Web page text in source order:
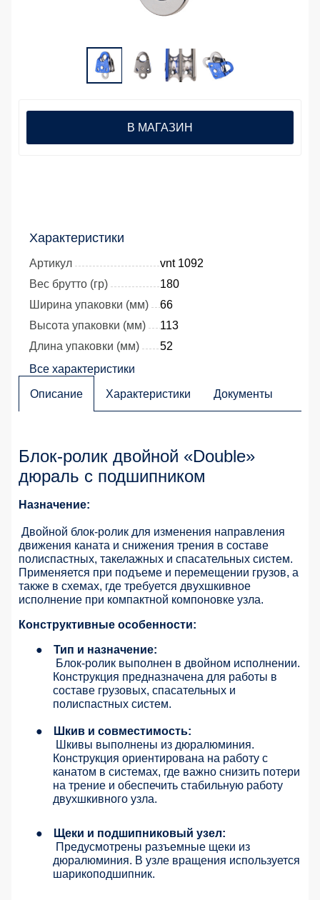
Характеристики
Артикул
vnt 1092
Вес брутто (гр)
180
Ширина упаковки (мм)
66
Высота упаковки (мм)
113
Длина упаковки (мм)
52
Все характеристики
В МАГАЗИН
Описание Характеристики Документы
Блок-ролик двойной «Double»
дюраль с подшипником
Назначение:
Двойной блок-ролик для изменения направления
движения каната и снижения трения в составе
полиспастных, такелажных и спасательных систем.
Применяется при подъеме и перемещении грузов, а
также в схемах, где требуется двухшкивное
исполнение при компактной компоновке узла.
Конструктивные особенности:
●
Тип и назначение:
Блок-ролик выполнен в двойном исполнении.
Конструкция предназначена для работы в
составе грузовых, спасательных и
полиспастных систем.
●
Шкив и совместимость:
Шкивы выполнены из дюралюминия.
Конструкция ориентирована на работу с
канатом в системах, где важно снизить потери
на трение и обеспечить стабильную работу
двухшкивного узла.
●
Щеки и подшипниковый узел:
Предусмотрены разъемные щеки из
дюралюминия. В узле вращения используется
шарикоподшипник.